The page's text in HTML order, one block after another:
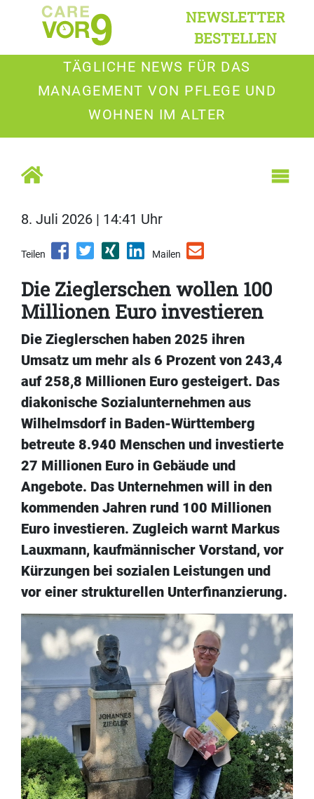
NEWSLETTER
BESTELLEN
TÄGLICHE NEWS FÜR DAS
MANAGEMENT VON PFLEGE UND
WOHNEN IM ALTER
8. Juli 2026 | 14:41 Uhr
Teilen Mailen
Die Zieglerschen wollen 100
Millionen Euro investieren
Die Zieglerschen haben 2025 ihren
Umsatz um mehr als 6 Prozent von 243,4
auf 258,8 Millionen Euro gesteigert. Das
diakonische Sozialunternehmen aus
Wilhelmsdorf in Baden-Württemberg
betreute 8.940 Menschen und investierte
27 Millionen Euro in Gebäude und
Angebote. Das Unternehmen will in den
kommenden Jahren rund 100 Millionen
Euro investieren. Zugleich warnt Markus
Lauxmann, kaufmännischer Vorstand, vor
Kürzungen bei sozialen Leistungen und
vor einer strukturellen Unterfinanzierung.